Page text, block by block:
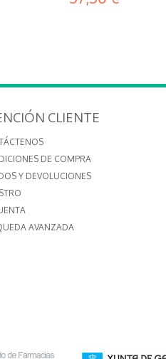
CLIENTE
DE COMPRA
Y DEVOLUCIONES
AVANZADA